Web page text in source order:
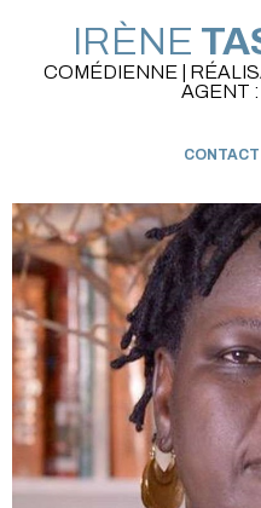
IRÈNE
COMÉDIENNE |
AGENT
CONTACT